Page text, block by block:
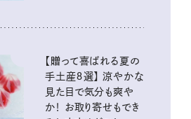
【贈って喜ばれる夏の
手土産８選】 涼やかな
見た目で気分も爽や
か！ お取り寄せもでき